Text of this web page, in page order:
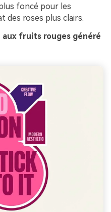
foncé pour les
des roses plus clairs.
aux fruits rouges généré